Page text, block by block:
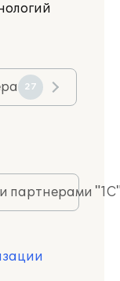
27
партнерами